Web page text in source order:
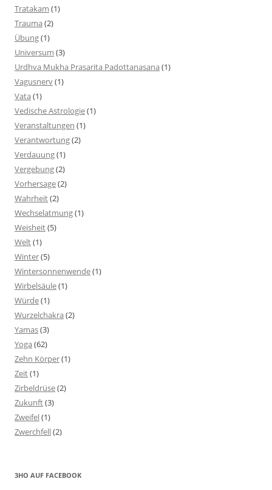
Tratakam (1)
Trauma(2)
Übung(1)
Universum (3)
Urdhva Mukha Prasarita Padottanasana(1)
Vagusnerv(1)
Vata(1)
Vedische Astrologie(1)
Veranstaltungen (1)
Verantwortung(2)
Verdauung(1)
Vergebung(2)
Vorhersage(2)
Wahrheit(2)
Wechselatmung(1)
Weisheit(5)
Welt(1)
Winter(5)
Wintersonnenwende(1)
Wirbelsäule(1)
Würde(1)
Wurzelchakra(2)
Yamas(3)
Yoga(62)
Zehn Körper(1)
Zeit(1)
Zirbeldrüse(2)
Zukunft(3)
Zweifel(1)
Zwerchfell(2)
3HO AUF FACEBOOK